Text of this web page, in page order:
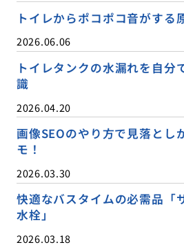
トイレからポコポコ音がする
2026.06.06
トイレタンクの水漏れを自分
識
2026.04.20
画像SEOのやり方で見落とし
モ！
2026.03.30
快適なバスタイムの必需品「
水栓」
2026.03.18